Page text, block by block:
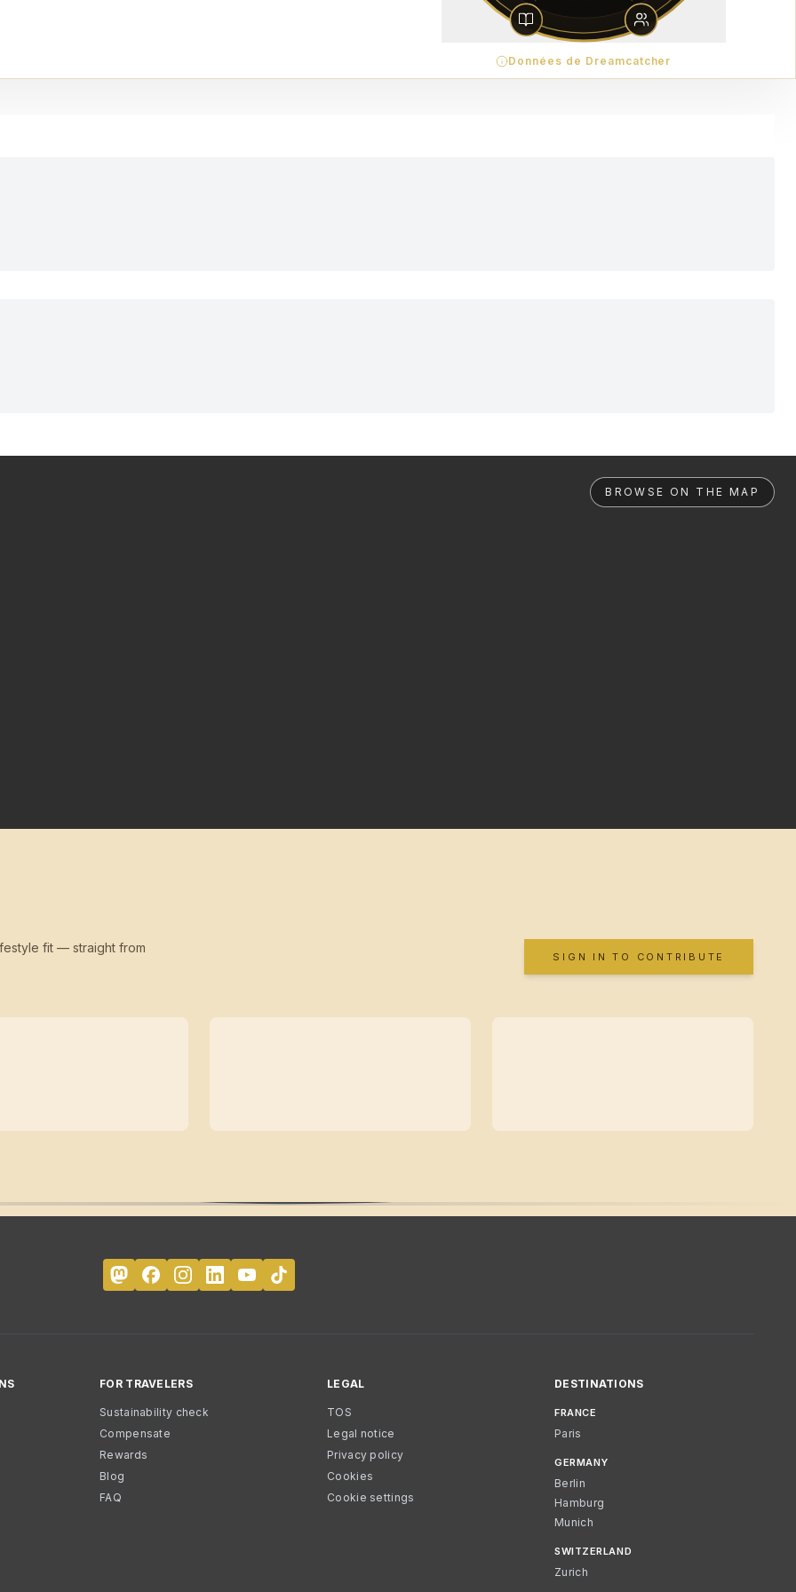
Données de Dreamcatcher
BROWSE ON THE MAP
fit — straight from
SIGN IN TO CONTRIBUTE
FOR TRAVELERS
Sustainability check
Compensate
Rewards
Blog
FAQ
LEGAL
TOS
Legal notice
Privacy policy
Cookies
Cookie settings
DESTINATIONS
FRANCE
Paris
GERMANY
Berlin
Hamburg
Munich
SWITZERLAND
Zurich